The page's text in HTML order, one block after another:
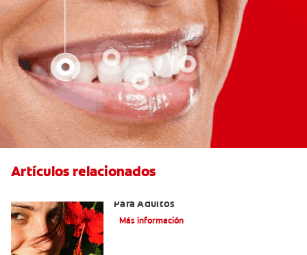
Artículos relacionados
Para Adultos
Más información